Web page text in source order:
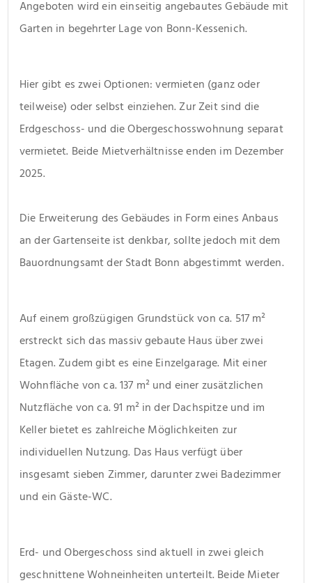
Angeboten wird ein einseitig angebautes Gebäude mit
Garten in begehrter Lage von Bonn-Kessenich.
Hier gibt es zwei Optionen: vermieten (ganz oder
teilweise) oder selbst einziehen. Zur Zeit sind die
Erdgeschoss- und die Obergeschosswohnung separat
vermietet. Beide Mietverhältnisse enden im Dezember
2025.
Die Erweiterung des Gebäudes in Form eines Anbaus
an der Gartenseite ist denkbar, sollte jedoch mit dem
Bauordnungsamt der Stadt Bonn abgestimmt werden.
Auf einem großzügigen Grundstück von ca. 517 m²
erstreckt sich das massiv gebaute Haus über zwei
Etagen. Zudem gibt es eine Einzelgarage. Mit einer
Wohnfläche von ca. 137 m² und einer zusätzlichen
Nutzfläche von ca. 91 m² in der Dachspitze und im
Keller bietet es zahlreiche Möglichkeiten zur
individuellen Nutzung. Das Haus verfügt über
insgesamt sieben Zimmer, darunter zwei Badezimmer
und ein Gäste-WC.
Erd- und Obergeschoss sind aktuell in zwei gleich
geschnittene Wohneinheiten unterteilt. Beide Mieter